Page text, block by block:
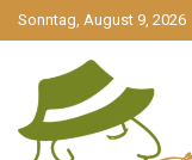
gehe
zum
Sonntag, August 9, 2026